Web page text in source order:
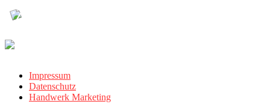
Impressum
Datenschutz
Handwerk Marketing